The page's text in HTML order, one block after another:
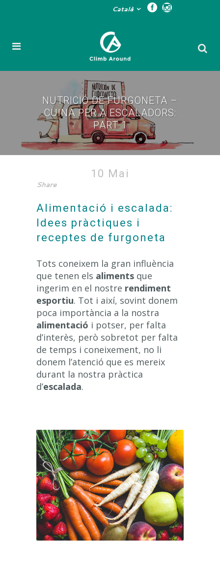
Català
NUTRICIÓ DE FURGONETA –
CUINA PER A ESCALADORS:
PART 1
10 Mai
Nutrició de furgoneta –
Cuina per a escaladors:
Part 1
Share
Alimentació i escalada:
Idees pràctiques i
receptes de furgoneta
Tots coneixem la gran influència
que tenen els aliments que
ingerim en el nostre rendiment
esportiu. Tot i així, sovint donem
poca importància a la nostra
alimentació i potser, per falta
d’interès, però sobretot per falta
de temps i coneixement, no li
donem l’atenció que es mereix
durant la nostra pràctica
d’escalada.